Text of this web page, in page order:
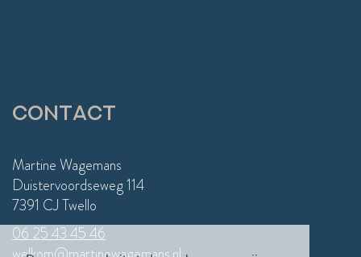
Contact
Martine Wagemans
Duistervoordseweg 114
7391 CJ Twello
06 25 43 45 46